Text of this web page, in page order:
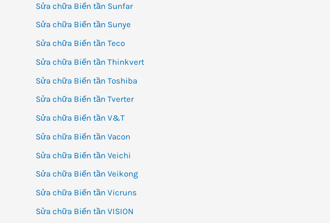
Sửa chữa Biến tần Sunfar
Sửa chữa Biến tần Sunye
Sửa chữa Biến tần Teco
Sửa chữa Biến tần Thinkvert
Sửa chữa Biến tần Toshiba
Sửa chữa Biến tần Tverter
Sửa chữa Biến tần V&T
Sửa chữa Biến tần Vacon
Sửa chữa Biến tần Veichi
Sửa chữa Biến tần Veikong
Sửa chữa Biến tần Vicruns
Sửa chữa Biến tần VISION